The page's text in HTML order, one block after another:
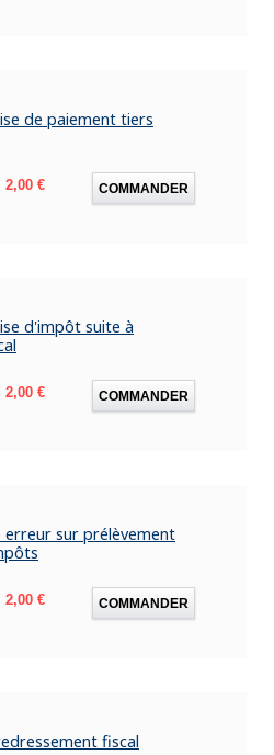
de paiement tiers
Prix
2,00 € COMMANDER
d'impôt suite à
Prix
2,00 € COMMANDER
erreur sur prélèvement
Prix
2,00 € COMMANDER
fiscal